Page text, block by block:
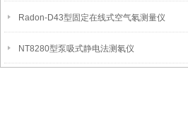
Radon-D43型固定在线式空气氡测量仪
NT8280型泵吸式静电法测氡仪